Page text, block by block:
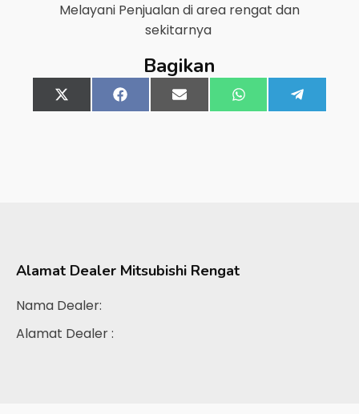
Melayani Penjualan di area rengat dan
sekitarnya
Bagikan
Share
on
X
(Twitter)
Share
on
FacebookShare
on
Email Share
on
WhatsApp
on
Alamat Dealer Mitsubishi Rengat
Nama Dealer:
Alamat Dealer :